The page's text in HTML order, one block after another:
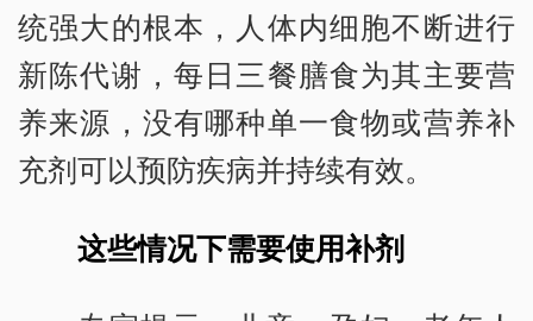
统强大的根本，人体内细胞不断进行
新陈代谢，每日三餐膳食为其主要营
养来源，没有哪种单一食物或营养补
充剂可以预防疾病并持续有效。
这些情况下需要使用补剂